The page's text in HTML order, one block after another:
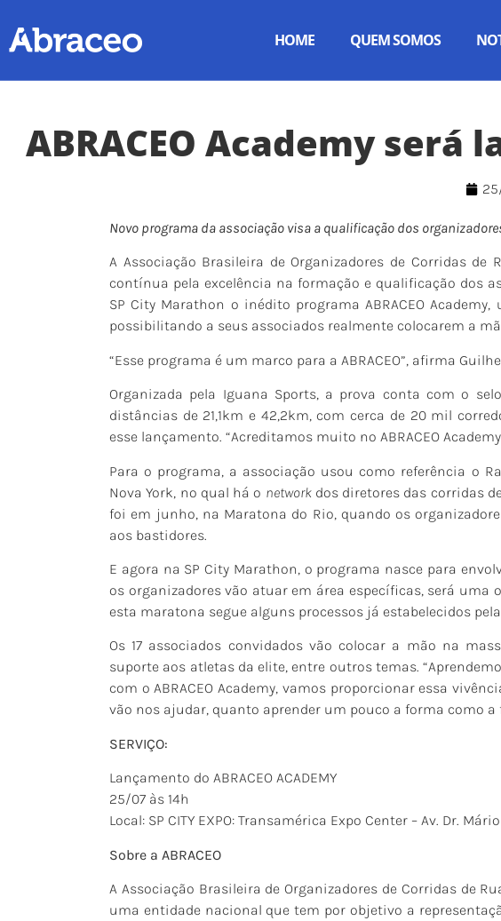
HOME QUEM SOMOS
ABRACEO Academy será
Novo programa da associação visa a qualificação dos
A Associação Brasileira de Organizadores de Corridas de
contínua pela excelência na formação e qualificação dos
SP City Marathon o inédito programa ABRACEO
possibilitando a seus associados realmente colocarem a
“Esse programa é um marco para a ABRACEO”, afirma
Organizada pela Iguana Sports, a prova conta com o
distâncias de 21,1km e 42,2km, com cerca de 20 mil
esse lançamento. “Acreditamos muito no ABRACEO
Para o programa, a associação usou como referência o
Nova York, no qual há o networkdos diretores das corridas
foi em junho, na Maratona do Rio, quando os
aos bastidores.
E agora na SP City Marathon, o programa nasce para
os organizadores vão atuar em área específicas, será
esta maratona segue alguns processos já estabelecidos
Os 17­­­­­ associados convidados vão colocar a mão na
suporte aos atletas da elite, entre outros temas.
com o ABRACEO Academy, vamos proporcionar essa
vão nos ajudar, quanto aprender um pouco a forma como a
SERVIÇO:
Lançamento do ABRACEO ACADEMY
25/07 às 14h
Local: SP CITY EXPO: Transamérica Expo Center – Av. Dr.
Sobre a ABRACEO
A Associação Brasileira de Organizadores de Corridas de
uma entidade nacional que tem por objetivo a